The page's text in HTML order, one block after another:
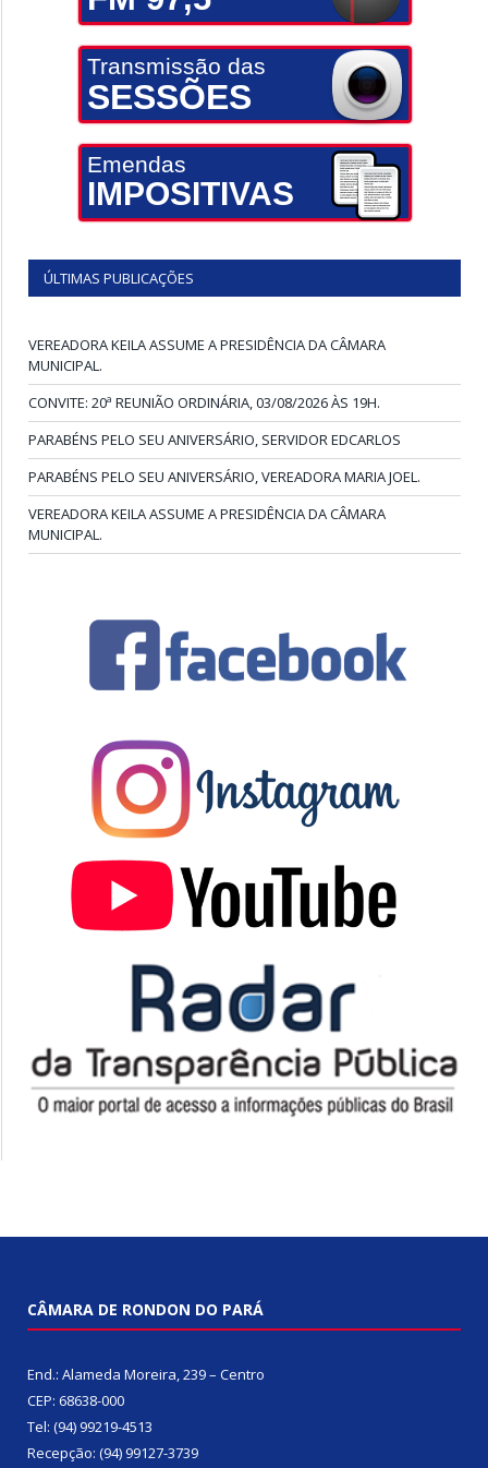
Transmissão das
SESSÕES
Emendas
IMPOSITIVAS
ÚLTIMAS PUBLICAÇÕES
VEREADORA KEILA ASSUME A PRESIDÊNCIA DA CÂMARA
MUNICIPAL.
CONVITE: 20ª REUNIÃO ORDINÁRIA, 03/08/2026 ÀS 19H.
PARABÉNS PELO SEU ANIVERSÁRIO, SERVIDOR EDCARLOS
PARABÉNS PELO SEU ANIVERSÁRIO, VEREADORA MARIA JOEL.
VEREADORA KEILA ASSUME A PRESIDÊNCIA DA CÂMARA
MUNICIPAL.
CÂMARA DE RONDON DO PARÁ
End.: Alameda Moreira, 239 – Centro
CEP: 68638-000
Tel: (94) 99219-4513
Recepção: (94) 99127-3739